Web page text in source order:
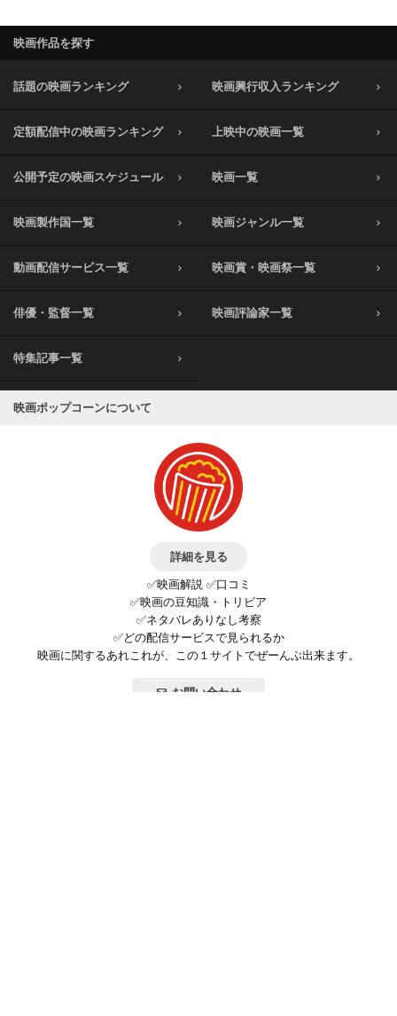
映画作品を探す
話題の映画ランキング 映画興行収入ランキング
定額配信中の映画ランキング 上映中の映画一覧
公開予定の映画スケジュール 映画一覧
映画製作国一覧 映画ジャンル一覧
動画配信サービス一覧 映画賞・映画祭一覧
俳優・監督一覧 映画評論家一覧
特集記事一覧
映画ポップコーンについて
詳細を見る
✅映画解説 ✅口コミ
✅映画の豆知識・トリビア
✅ネタバレありなし考察
✅どの配信サービスで見られるか
映画に関するあれこれが、この１サイトでぜーんぶ出来ます。
お問い合わせ